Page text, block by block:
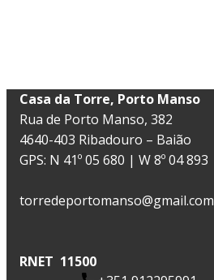
​Casa da Torre, Porto Manso
Rua de Porto Manso, 382
4640-403 Ribadouro – Baião
GPS: N 41º 05 680 | W 8º 04 893
torredeportomanso@gmail.com
RNET 11500